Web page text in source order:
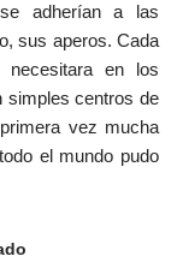
adherían a las
sus aperos. Cada
en los
simples centros de
vez mucha
el mundo pudo